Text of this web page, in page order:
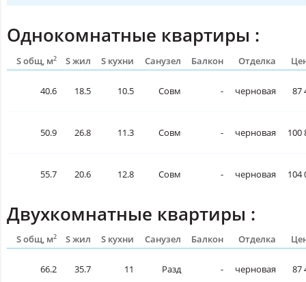
Однокомнатные квартиры :
S общ, м2 S жил S кухни Санузел Балкон Отделка
40.6 18.5 10.5 Совм - черновая 87
50.9 26.8 11.3 Совм - черновая 100
55.7 20.6 12.8 Совм - черновая 104
Двухкомнатные квартиры :
S общ, м2 S жил S кухни Санузел Балкон Отделка
66.2 35.7 11 Разд - черновая 87